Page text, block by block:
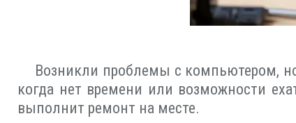
Возникли проблемы с компьютером,
когда нет времени или возможности
выполнит ремонт на месте.